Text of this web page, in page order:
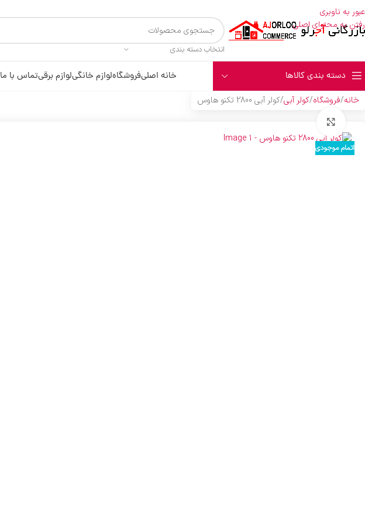
عبور به ناوبری
رفتن به محتوای اصلی
انتخاب دسته بندی
دسته بندی کالاها خانه اصلیفروشگاهلوازم خانگیلوازم برقیتماس با ما
خانه فروشگاه کولر آبی کولر آبي 2800 تکنو هاوس
اتمام موجودی